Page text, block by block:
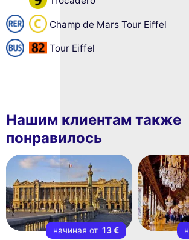
Champ de Mars Tour Eiffel
Tour Eiffel
Нашим клиентам также
понравилось
начиная от 13 €